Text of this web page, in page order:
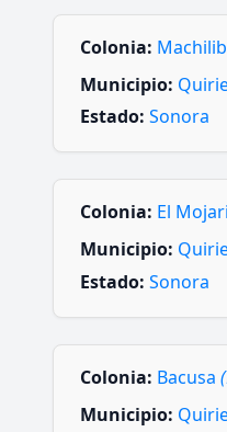
Colonia:
Municipio:
Estado: Sonora
Colonia: El
Municipio:
Estado: Sonora
Colonia: Bacusa
Municipio: